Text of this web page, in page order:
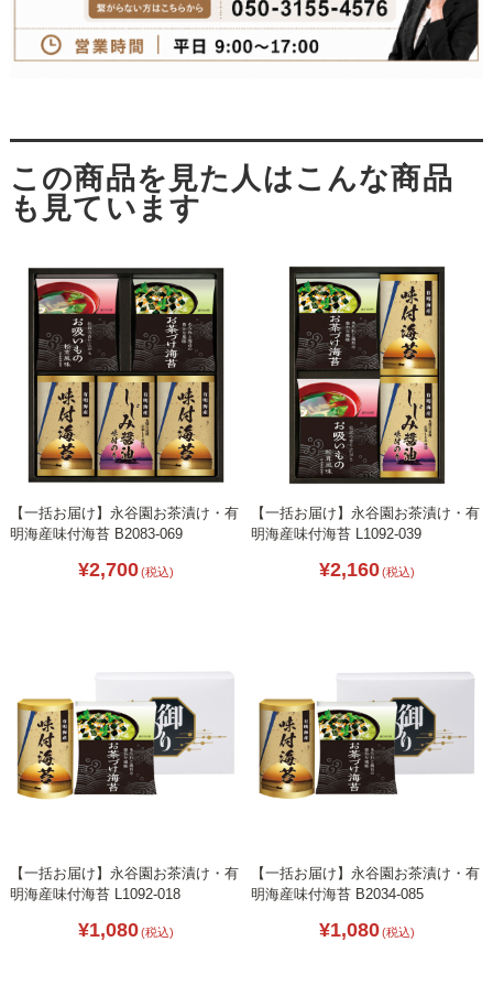
【一括お届け】永谷園お茶漬け・有
明海産味付海苔 B2083-069
¥2,700(税込)
【一括お届け】永谷園お茶漬け・有
明海産味付海苔 L1092-039
¥2,160(税込)
【一括お届け】永谷園お茶漬け・有
明海産味付海苔 L1092-018
¥1,080(税込)
【一括お届け】永谷園お茶漬け・有
明海産味付海苔 B2034-085
¥1,080(税込)